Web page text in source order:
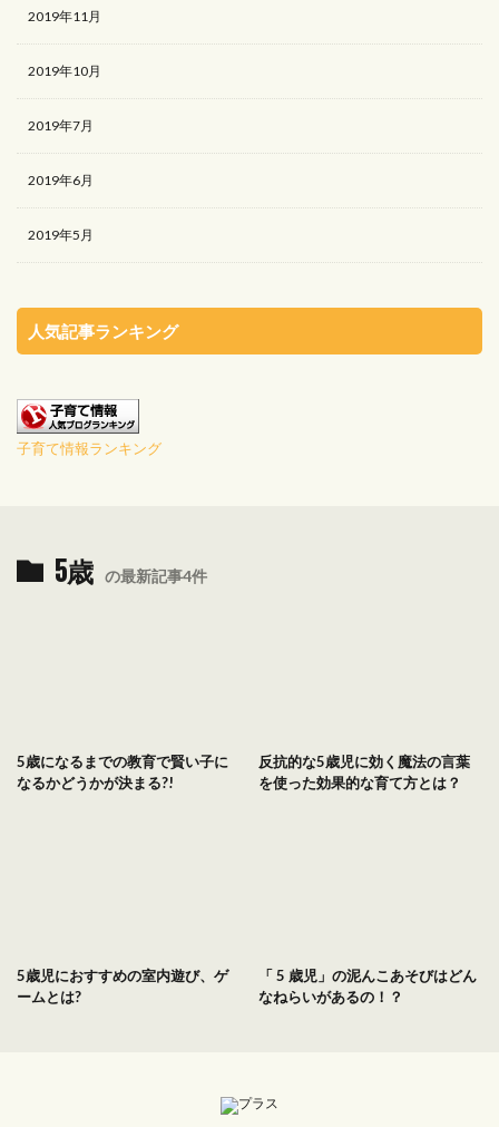
2019年11月
2019年10月
2019年7月
2019年6月
2019年5月
人気記事ランキング
子育て情報ランキング
5歳 の最新記事4件
5歳になるまでの教育で賢い子に
なるかどうかが決まる?!
反抗的な5歳児に効く魔法の言葉
を使った効果的な育て方とは？
5歳児におすすめの室内遊び、ゲ
ームとは?
「 5 歳児」の泥んこあそびはどん
なねらいがあるの！？